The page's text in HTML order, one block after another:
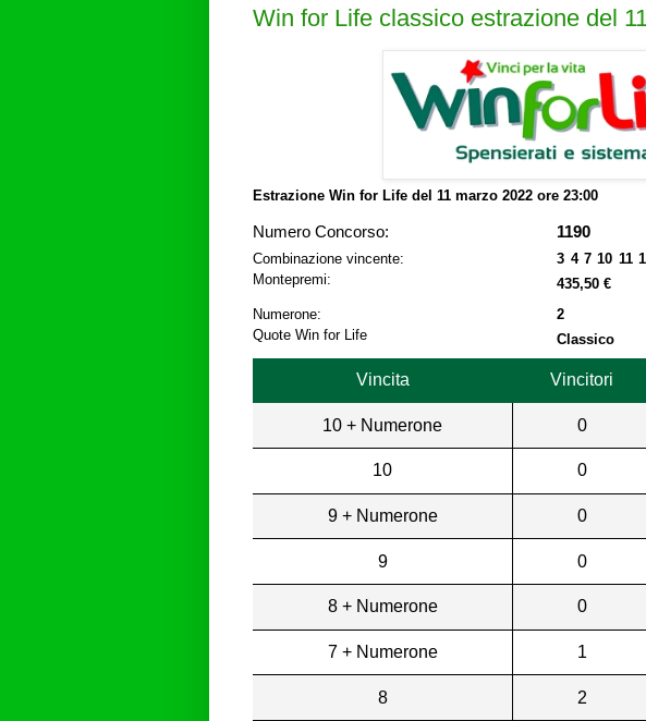
Win for Life classico estrazione del
Estrazione Win for Life del 11 marzo 2022 ore 23:00
Numero Concorso: 1190
Combinazione vincente:
3 4 7 10 11
Montepremi:
435,50 €
Numerone:
2
Quote Win for Life
Classico
Vincita Vincitori
10 + Numerone 0
10 0
9 + Numerone 0
9 0
8 + Numerone 0
7 + Numerone 1
8 2